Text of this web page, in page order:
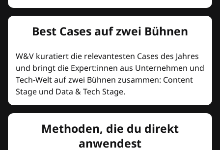
Best Cases auf zwei Bühnen
W&V kuratiert die relevantesten Cases des Jahres
und bringt die Expert:innen aus Unternehmen und
Tech-Welt auf zwei Bühnen zusammen: Content
Stage und Data & Tech Stage.
Methoden, die du direkt
anwendest